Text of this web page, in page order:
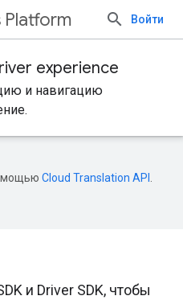
Platform Войти
experience
и навигацию
Cloud Translation API
и Driver SDK, чтобы